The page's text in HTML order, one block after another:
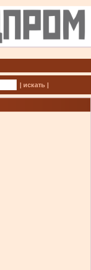
| искать |